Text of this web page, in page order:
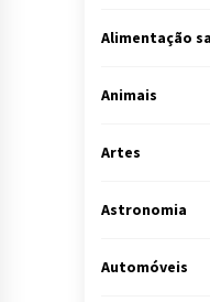
Alimentação
Animais
Artes
Astronomia
Automóveis